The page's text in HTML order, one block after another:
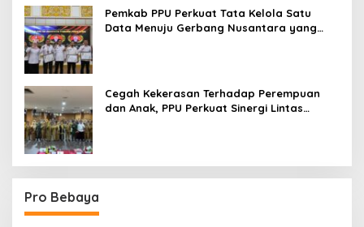
Pemkab PPU Perkuat Tata Kelola Satu
Data Menuju Gerbang Nusantara yang
Cegah Kekerasan Terhadap Perempuan
dan Anak, PPU Perkuat Sinergi Lintas
Pro Bebaya